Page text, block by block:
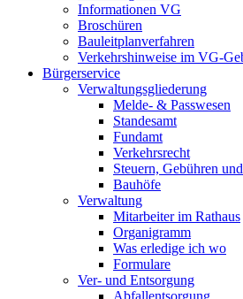
Informationen VG
Broschüren
Bauleitplanverfahren
Verkehrshinweise im VG-
Bürgerservice
Verwaltungsgliederung
Melde- & Passwesen
Standesamt
Fundamt
Verkehrsrecht
Steuern, Gebühren
Bauhöfe
Verwaltung
Mitarbeiter im Rathaus
Organigramm
Was erledige ich wo
Formulare
Ver- und Entsorgung
Abfallentsorgung